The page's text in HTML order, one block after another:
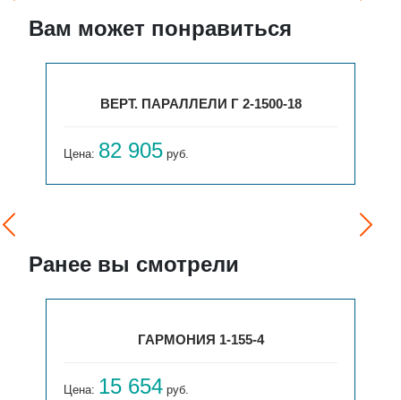
Вам может понравиться
ВЕРТ. ПАРАЛЛЕЛИ Г 2-1500-18
Цена: 82 905 руб.
Ранее вы смотрели
ГАРМОНИЯ 1-155-4
Цена: 15 654 руб.